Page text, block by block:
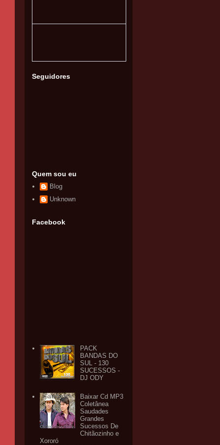
Seguidores
Quem sou eu
Blog
Unknown
Facebook
PACK
BANDAS DO
SUL - 130
SUCESSOS -
DJ ODY
Baixar Cd MP3
Coletânea
Saudades
Grandes
Sucessos De
Chitãozinho e
Xororó